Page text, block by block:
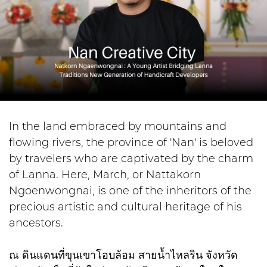
In the land embraced by mountains and
flowing rivers, the province of 'Nan' is beloved
by travelers who are captivated by the charm
of Lanna. Here, March, or Nattakorn
Ngoenwongnai, is one of the inheritors of the
precious artistic and cultural heritage of his
ancestors.
ณ ดินแดนที่ขุนเขาโอบล้อม สายน้ำไหลริน จังหวัด